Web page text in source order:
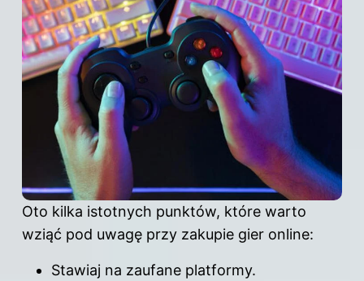
Oto kilka istotnych punktów, które warto
wziąć pod uwagę przy zakupie gier online:
Stawiaj na zaufane platformy.